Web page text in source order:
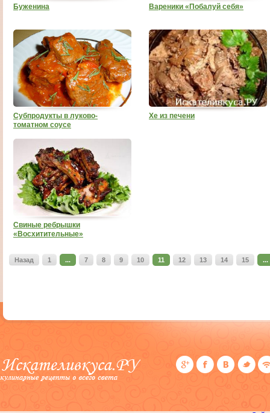
Буженина Вареники «Побалуй себя»
Субпродукты в луково-
томатном соусе
Хе из печени
Свиные ребрышки
«Восхитительные»
Назад 1 ... 7 8 9 10 11 12 13 14 15 ...